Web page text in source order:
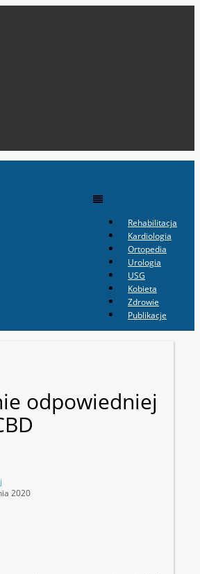
Rehabilitacja
Kardiologia
Ortopedia
Urologia
USG
Kobieta
Zdrowie
Publikacje
odpowiedniej
2020